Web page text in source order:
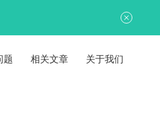
题 相关文章 关于我们